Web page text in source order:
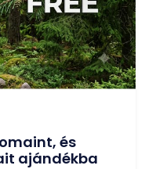
és
ajándékba